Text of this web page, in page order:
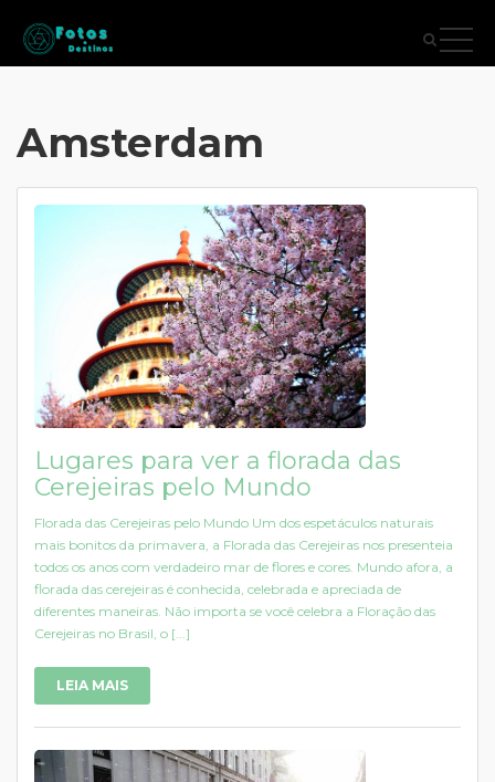
Amsterdam
Lugares para ver a florada das
Cerejeiras pelo Mundo
Florada das Cerejeiras pelo Mundo Um dos espetáculos naturais
mais bonitos da primavera, a Florada das Cerejeiras nos presenteia
todos os anos com verdadeiro mar de flores e cores. Mundo afora, a
florada das cerejeiras é conhecida, celebrada e apreciada de
diferentes maneiras. Não importa se você celebra a Floração das
Cerejeiras no Brasil, o [...]
LEIA MAIS